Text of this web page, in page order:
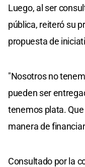
Luego, al ser
pública, reiteró su
propuesta de
"Nosotros no
pueden ser
tenemos plata.
manera de
Consultado por la